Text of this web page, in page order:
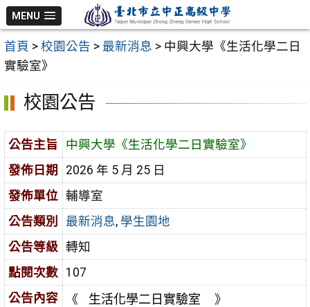
跳
至
主
要
MENU
首頁 > 校園公告 > 最新消息 > 中興大學《生活化學二日
實驗室》
校園公告
公告主旨
中興大學《生活化學二日實驗室》
發佈日期
2026 年 5 月 25 日
發佈單位 輔導室
公告類別
最新消息, 學生園地
公告等級 轉知
點閱次數 107
公告內容
《 生活化學二日實驗室 》